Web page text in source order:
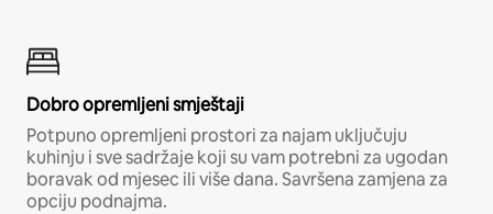
Dobro opremljeni smještaji
Potpuno opremljeni prostori za najam uključuju
kuhinju i sve sadržaje koji su vam potrebni za ugodan
boravak od mjesec ili više dana. Savršena zamjena za
opciju podnajma.